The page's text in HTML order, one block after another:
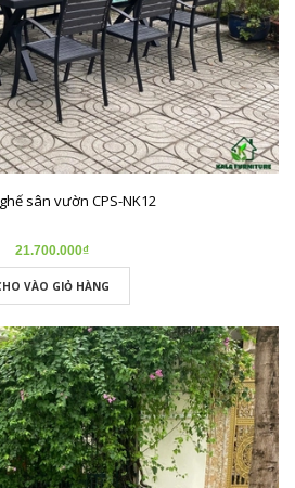
sân vườn CPS-NK12
21.700.000₫
VÀO GIỎ HÀNG